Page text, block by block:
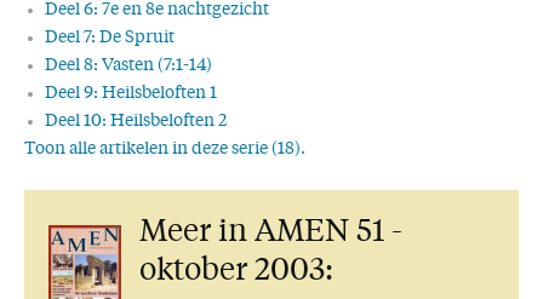
Deel 6: 7e en 8e nachtgezicht
Deel 7: De Spruit
Deel 8: Vasten (7:1-14)
Deel 9: Heilsbeloften 1
Deel 10: Heilsbeloften 2
Toon alle artikelen in deze serie (18).
Deel 13: Zaaien en oogsten (10:1-12)
Deel 14: Slachtschapen (Hs. 11:1-17)
Deel 15: De slag om Jeruzalem
Meer in AMEN 51 -
oktober 2003: